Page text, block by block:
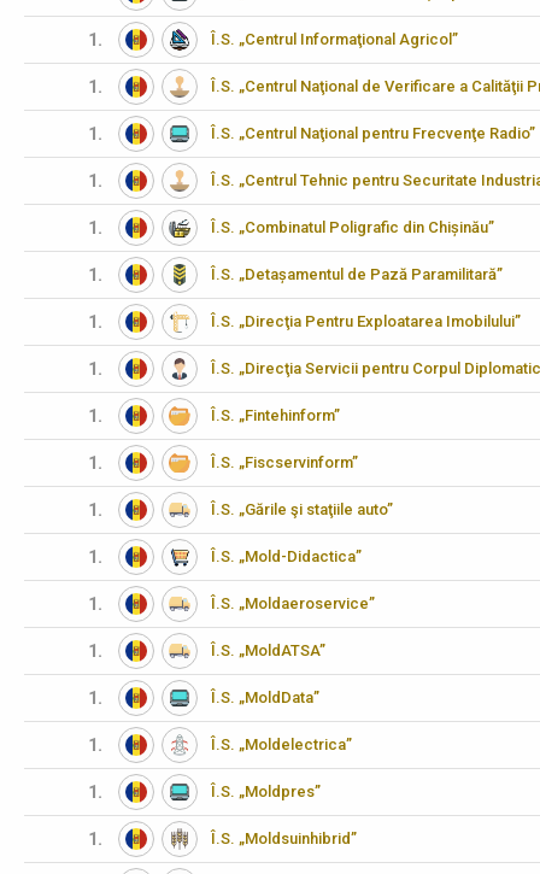
1. Î.S. „Centrul Informaţional Agricol”
1. Î.S. „Centrul Naţional de Verificare a Calităţii
1. Î.S. „Centrul Naţional pentru Frecvenţe Radio”
1. Î.S. „Centrul Tehnic pentru Securitate
1. Î.S. „Combinatul Poligrafic din Chișinău”
1. Î.S. „Detașamentul de Pază Paramilitară”
1. Î.S. „Direcţia Pentru Exploatarea Imobilului”
1. Î.S. „Direcţia Servicii pentru Corpul
1. Î.S. „Fintehinform”
1. Î.S. „Fiscservinform”
1. Î.S. „Gările şi staţiile auto”
1. Î.S. „Mold-Didactica”
1. Î.S. „Moldaeroservice”
1. Î.S. „MoldATSA”
1. Î.S. „MoldData”
1. Î.S. „Moldelectrica”
1. Î.S. „Moldpres”
1. Î.S. „Moldsuinhibrid”